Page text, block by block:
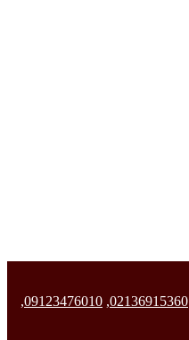
02136915360
,
09123476010
,